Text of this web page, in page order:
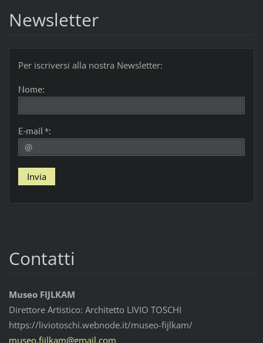
Newsletter
Per iscriversi alla nostra Newsletter:
Nome:
E-mail *:
Contatti
Museo FIJLKAM
Direttore Artistico: Architetto LIVIO TOSCHI
https://liviotoschi.webnode.it/museo-fijlkam/
museo.fijlkam@gmail.com